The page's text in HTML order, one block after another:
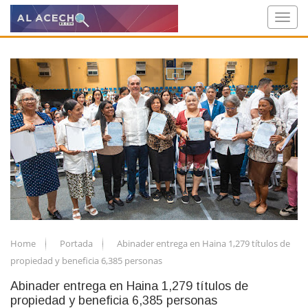
Home Portada
Abinader entrega en Haina 1,279 títulos de
propiedad y beneficia 6,385 personas
Abinader entrega en Haina 1,279 títulos de
propiedad y beneficia 6,385 personas